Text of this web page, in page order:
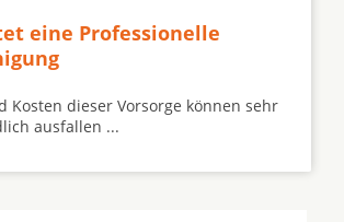
eine Professionelle
Kosten dieser Vorsorge können sehr
ausfallen ...